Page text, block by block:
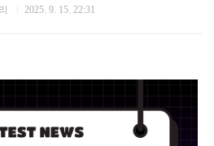
2025. 9. 15. 22:31